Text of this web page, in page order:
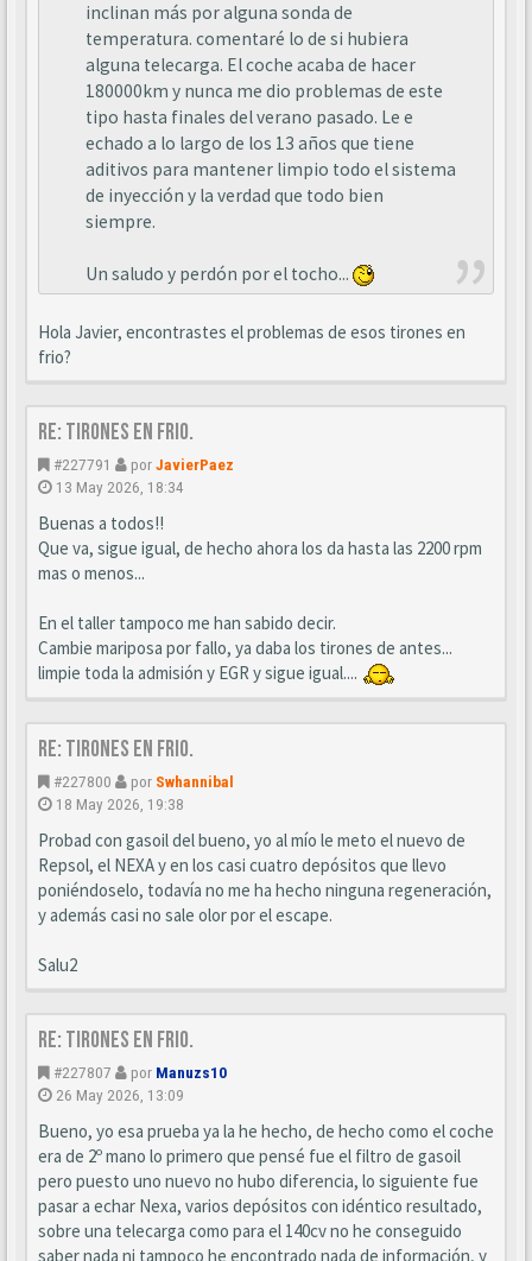
inclinan más por alguna sonda de
temperatura. comentaré lo de si hubiera
alguna telecarga. El coche acaba de hacer
180000km y nunca me dio problemas de este
tipo hasta finales del verano pasado. Le e
echado a lo largo de los 13 años que tiene
aditivos para mantener limpio todo el sistema
de inyección y la verdad que todo bien
siempre.
Un saludo y perdón por el tocho...
Hola Javier, encontrastes el problemas de esos tirones en
frio?
Re: Tirones en frio.
#227791 porJavierPaez
13 May 2026, 18:34
Buenas a todos!!
Que va, sigue igual, de hecho ahora los da hasta las 2200 rpm
mas o menos...
En el taller tampoco me han sabido decir.
Cambie mariposa por fallo, ya daba los tirones de antes...
limpie toda la admisión y EGR y sigue igual....
Re: Tirones en frio.
#227800 por Swhannibal
18 May 2026, 19:38
Probad con gasoil del bueno, yo al mío le meto el nuevo de
Repsol, el NEXA y en los casi cuatro depósitos que llevo
poniéndoselo, todavía no me ha hecho ninguna regeneración,
y además casi no sale olor por el escape.
Salu2
Re: Tirones en frio.
#227807 por Manuzs10
26 May 2026, 13:09
Bueno, yo esa prueba ya la he hecho, de hecho como el coche
era de 2º mano lo primero que pensé fue el filtro de gasoil
pero puesto uno nuevo no hubo diferencia, lo siguiente fue
pasar a echar Nexa, varios depósitos con idéntico resultado,
sobre una telecarga como para el 140cv no he conseguido
saber nada ni tampoco he encontrado nada de información, y